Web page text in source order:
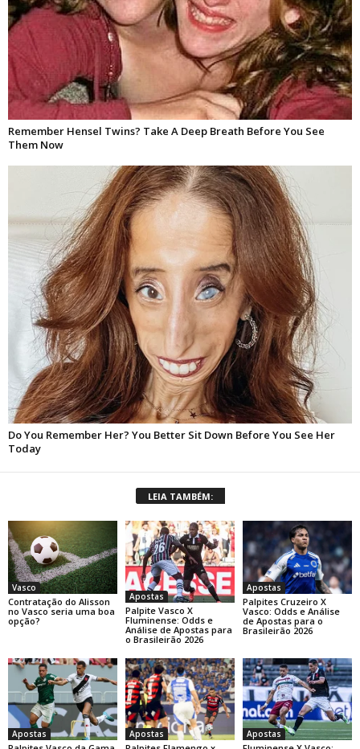
LEIA TAMBÉM:
Vasco
Contratação do Alisson
no Vasco seria uma boa
opção?
Apostas
Palpite Vasco X
Fluminense: Odds e
Análise de Apostas para
o Brasileirão 2026
Apostas
Palpites Cruzeiro X
Vasco: Odds e Análise
de Apostas para o
Brasileirão 2026
Apostas Apostas Apostas